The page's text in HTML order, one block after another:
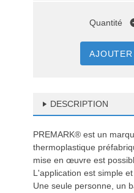
Quantité
DESCRIPTION
PREMARK® est un
thermoplastique
mise en œuvre est
L'application est simple
Une seule personne, un